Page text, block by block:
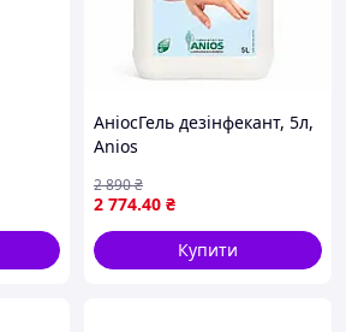
АніосГель дезінфекант, 5л,
Anios
2 774.40 ₴
2 890₴
Купити